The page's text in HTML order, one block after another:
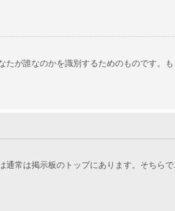
が誰なのかを識別するためのものです。
常は掲示板のトップにあります。そちら